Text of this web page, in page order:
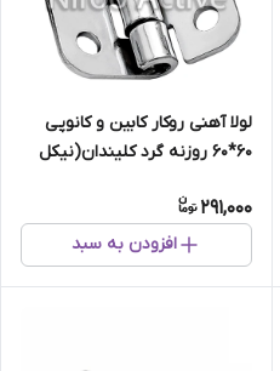
لولا آهنی روکار کابین و کانوپی
۶۰*۶۰ روزنه گرد کلیندان(نیکل
291,000
افزودن به سبد